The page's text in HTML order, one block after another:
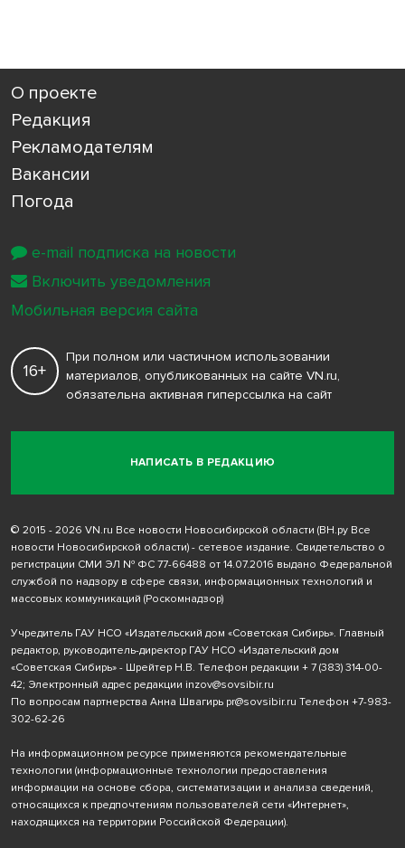
О проекте
Редакция
Рекламодателям
Вакансии
Погода
НАПИСАТЬ В РЕДАКЦИЮ
16+
При полном или частичном использовании
материалов, опубликованных на сайте VN.ru,
обязательна активная гиперссылка на сайт
© 2015 - 2026 VN.ru Все новости Новосибирской области (ВН.ру Все
новости Новосибирской области) - сетевое издание. Свидетельство о
регистрации СМИ ЭЛ № ФС 77-66488 от 14.07.2016 выдано Федеральной
службой по надзору в сфере связи, информационных технологий и
массовых коммуникаций (Роскомнадзор)
Учредитель ГАУ НСО «Издательский дом «Советская Сибирь». Главный
редактор, руководитель-директор ГАУ НСО «Издательский дом
«Советская Сибирь» - Шрейтер Н.В. Телефон редакции + 7 (383) 314-00-
42; Электронный адрес редакции inzov@sovsibir.ru
По вопросам партнерства Анна Швагирь pr@sovsibir.ru Телефон +7-983-
302-62-26
На информационном ресурсе применяются рекомендательные
технологии (информационные технологии предоставления
информации на основе сбора, систематизации и анализа сведений,
относящихся к предпочтениям пользователей сети «Интернет»,
находящихся на территории Российской Федерации).
e-mail подписка на новости
Включить уведомления
Мобильная версия сайта